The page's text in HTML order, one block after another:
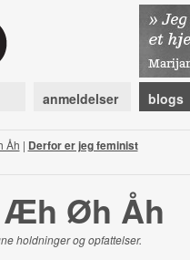
anmeldelser blogs
Åh | Derfor er jeg feminist
Æh Øh Åh
holdninger og opfattelser.